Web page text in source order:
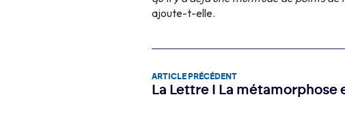
ajoute-t-elle.
ARTICLE PRÉCÉDENT
La Lettre I La métamorphose